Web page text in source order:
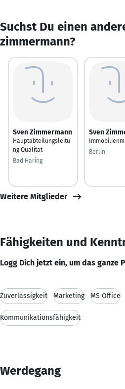
Suchst Du einen
zimmermann?
Sven Zimmermann
Hauptabteilungsleitu
ng Qualität
Bad Häring
Sven
Berlin
Weitere Mitglieder
Fähigkeiten und
Logg Dich jetzt ein, um das ganze
Zuverlässigkeit Marketing MS Office
Kommunikationsfähigkeit
Werdegang